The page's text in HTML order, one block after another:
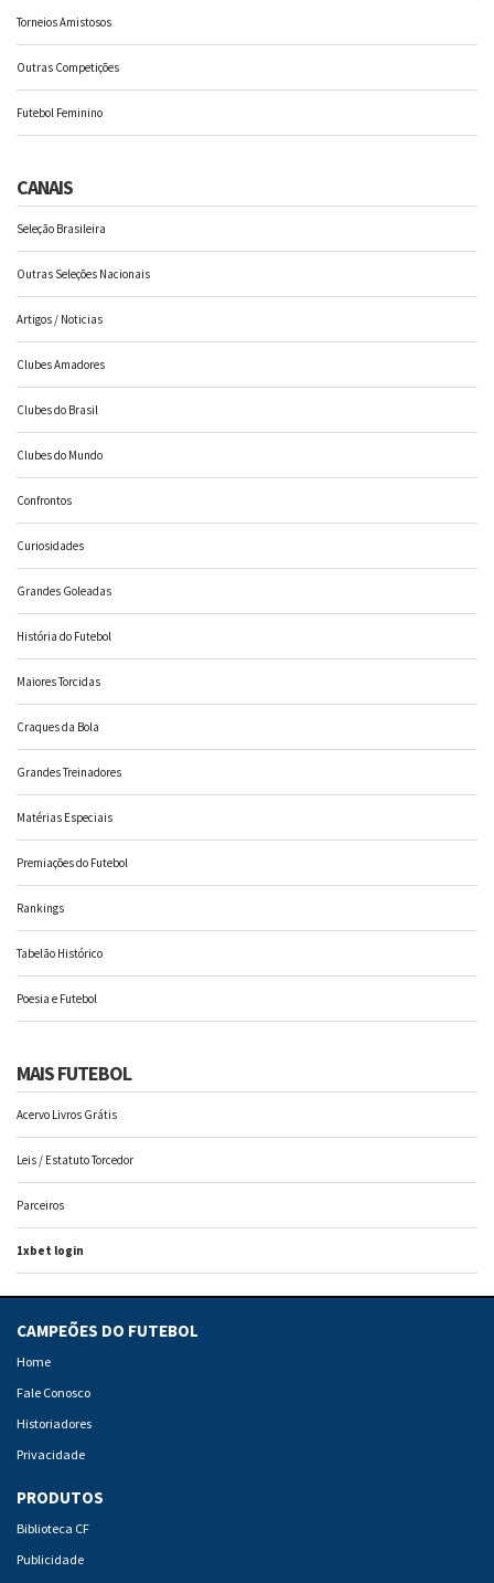
Torneios Amistosos
Outras Competições
Futebol Feminino
CANAIS
Seleção Brasileira
Outras Seleções Nacionais
Artigos / Noticias
Clubes Amadores
Clubes do Brasil
Clubes do Mundo
Confrontos
Curiosidades
Grandes Goleadas
História do Futebol
Maiores Torcidas
Craques da Bola
Grandes Treinadores
Matérias Especiais
Premiações do Futebol
Rankings
Tabelão Histórico
Poesia e Futebol
MAIS FUTEBOL
Acervo Livros Grátis
Leis / Estatuto Torcedor
Parceiros
1xbet login
CAMPEÕES DO FUTEBOL
Home
Fale Conosco
Historiadores
Privacidade
PRODUTOS
Biblioteca CF
Publicidade